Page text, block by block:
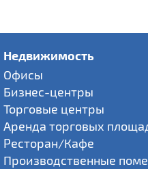
Недвижимость
Офисы
Бизнес-центры
Торговые центры
Аренда торговых
Ресторан/Кафе
Производственные